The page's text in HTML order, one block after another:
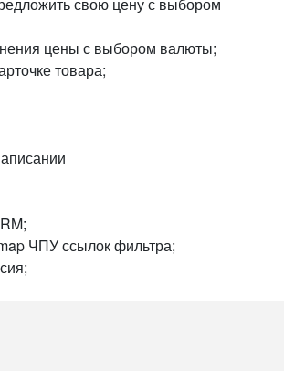
цены с выбором валюты;
товара;
ЧПУ ссылок фильтра;